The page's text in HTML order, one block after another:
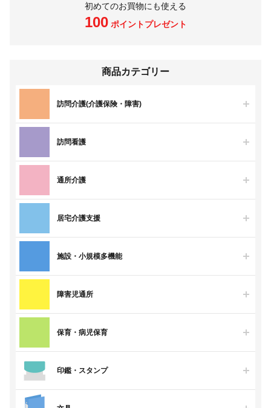
初めてのお買物にも使える
100ポイントプレゼント
商品カテゴリー
訪問介護(介護保険・障害)
訪問看護
通所介護
居宅介護支援
施設・小規模多機能
障害児通所
保育・病児保育
印鑑・スタンプ